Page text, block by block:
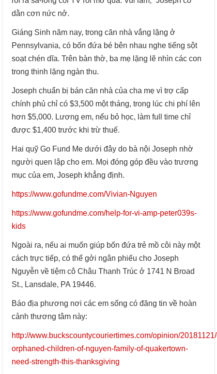
dằn cơn nức nở.
Giáng Sinh năm nay, trong căn nhà vắng lặng ở
Pennsylvania, có bốn đứa bé bên nhau nghe tiếng sột
soạt chén dĩa. Trên bàn thờ, ba mẹ lặng lẽ nhìn các con
trong thinh lặng ngàn thu.
Joseph chuẩn bị bán căn nhà của cha mẹ vì trợ cấp
chính phủ chỉ có $3,500 một tháng, trong lúc chi phí lên
hơn $5,000. Lương em, nếu bỏ học, làm full time chỉ
được $1,400 trước khi trừ thuế.
Hai quỹ Go Fund Me dưới đây do bà nội Joseph nhờ
người quen lập cho em. Mọi đóng góp đều vào trương
mục của em, Joseph khẳng định.
https://www.gofundme.com/Vivian-Nguyen
https://www.gofundme.com/help-for-vi-amp-peter039s-
kids
Ngoài ra, nếu ai muốn giúp bốn đứa trẻ mồ côi này một
cách trực tiếp, có thể gởi ngân phiếu cho Joseph
Nguyễn về tiệm cô Châu Thanh Trúc ở 1741 N Broad
St., Lansdale, PA 19446.
Báo địa phương nơi các em sống có đăng tin về hoàn
cảnh thương tâm này:
http://www.buckscountycouriertimes.com/opinion/
orphaned-children-of-nguyen-family-of-quakertown-
need-strength-this-thanksgiving